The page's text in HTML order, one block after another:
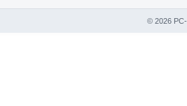
© 2026